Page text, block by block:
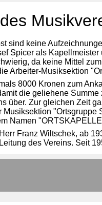
sind keine
Spicer als
da keine Mittel
Arbeiter-Musiksektion
8000 Kronen zum
die geliehene
über. Zur gleichen Zeit
Namen
Franz Wiltschek, ab
des Vereins. Seit